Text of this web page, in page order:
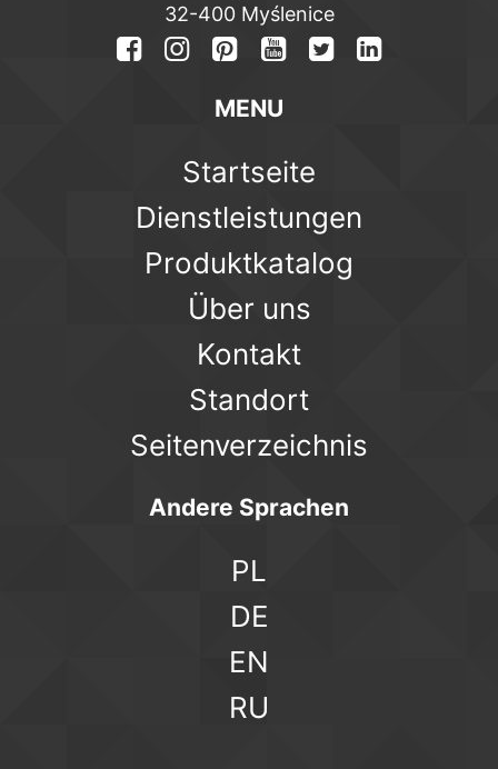
32-400 Myślenice
MENU
Startseite
Dienstleistungen
Produktkatalog
Über uns
Kontakt
Standort
Seitenverzeichnis
Andere Sprachen
PL
DE
EN
RU